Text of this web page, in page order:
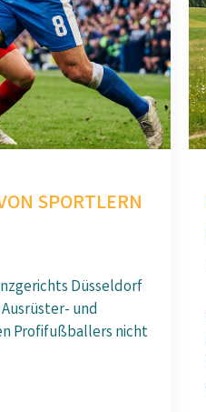
SPORTLERN
Düsseldorf
und
Profifußballers nicht